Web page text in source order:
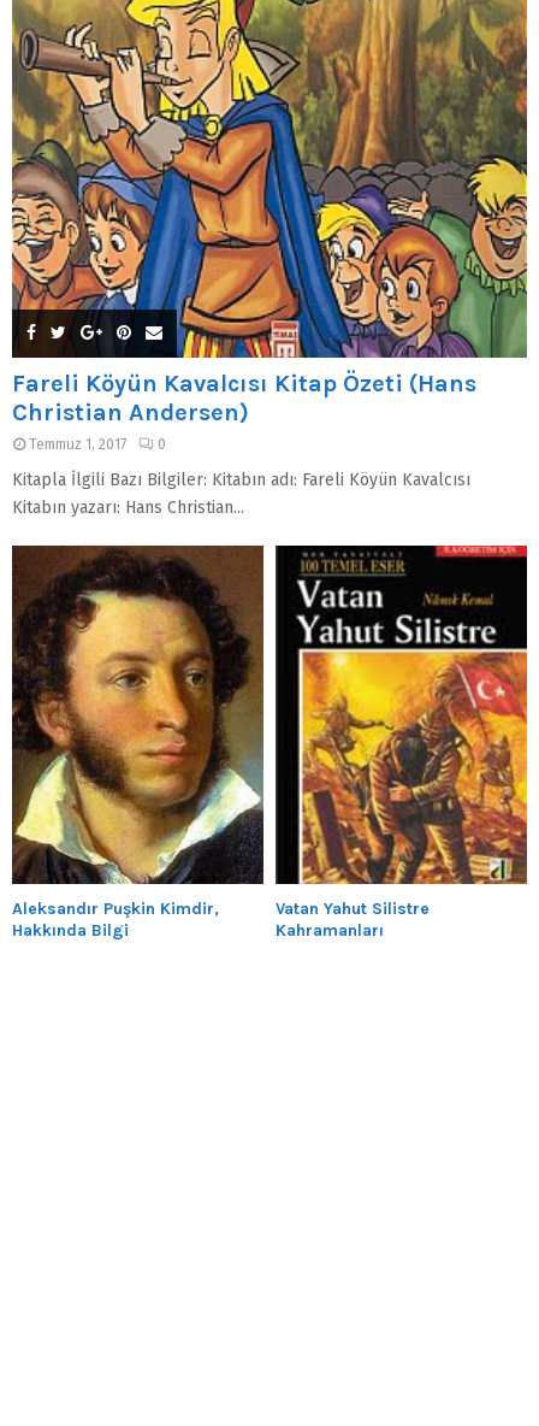
Fareli Köyün Kavalcısı Kitap Özeti (Hans
Christian Andersen)
Temmuz 1, 2017 0
Kitapla İlgili Bazı Bilgiler: Kitabın adı: Fareli Köyün Kavalcısı
Kitabın yazarı: Hans Christian...
Aleksandır Puşkin Kimdir,
Hakkında Bilgi
Vatan Yahut Silistre
Kahramanları